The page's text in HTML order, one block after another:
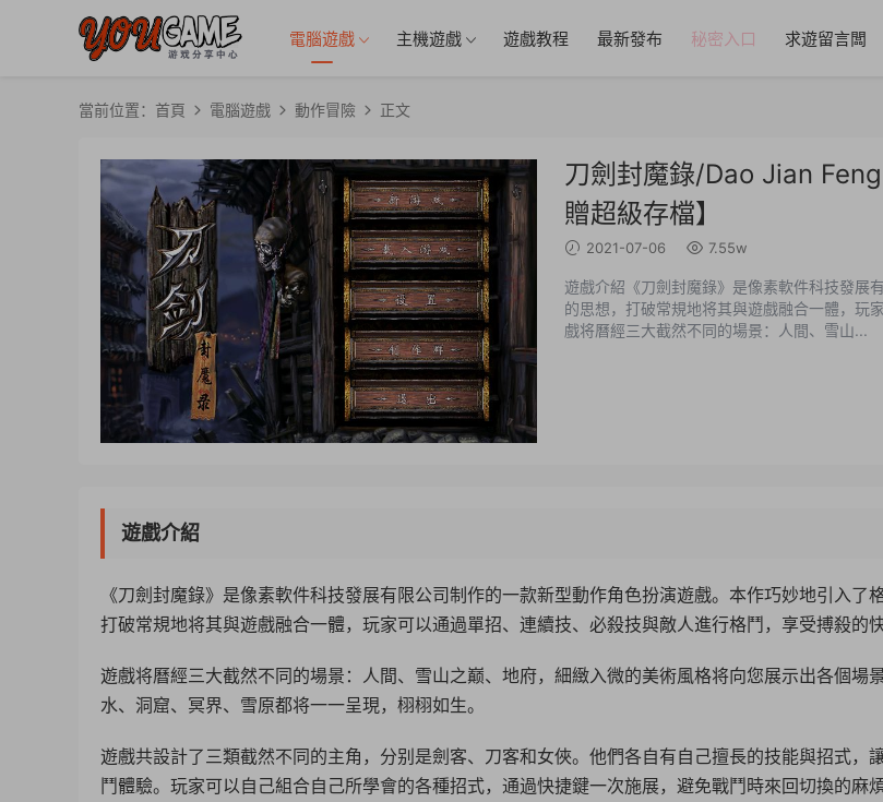
電腦遊戲 主機遊戲 遊戲教程 最新發布 秘密入口 求遊留言闆
當前位置： 首頁 電腦遊戲 動作冒險 正文
刀劍封魔錄/Dao Jian
贈超級存檔】
2021-07-06 7.55w
遊戲介紹《刀劍封魔錄》是像素軟件科技發展
的思想，打破常規地将其與遊戲融合一體，玩
戲将曆經三大截然不同的場景：人間、雪山...
遊戲介紹
《刀劍封魔錄》是像素軟件科技發展有限公司制作的一款新型動作角色扮演遊戲。本作巧妙地引入了
打破常規地将其與遊戲融合一體，玩家可以通過單招、連續技、必殺技與敵人進行格鬥，享受搏殺的快
遊戲将曆經三大截然不同的場景：人間、雪山之巅、地府，細緻入微的美術風格将向您展示出各個場
水、洞窟、冥界、雪原都将一一呈現，栩栩如生。
遊戲共設計了三類截然不同的主角，分别是劍客、刀客和女俠。他們各自有自己擅長的技能與招式，
鬥體驗。玩家可以自己組合自己所學會的各種招式，通過快捷鍵一次施展，避免戰鬥時來回切換的麻煩